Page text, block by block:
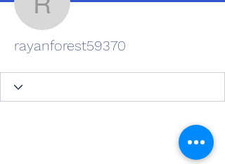
rayanforest59370
rayanforest59370